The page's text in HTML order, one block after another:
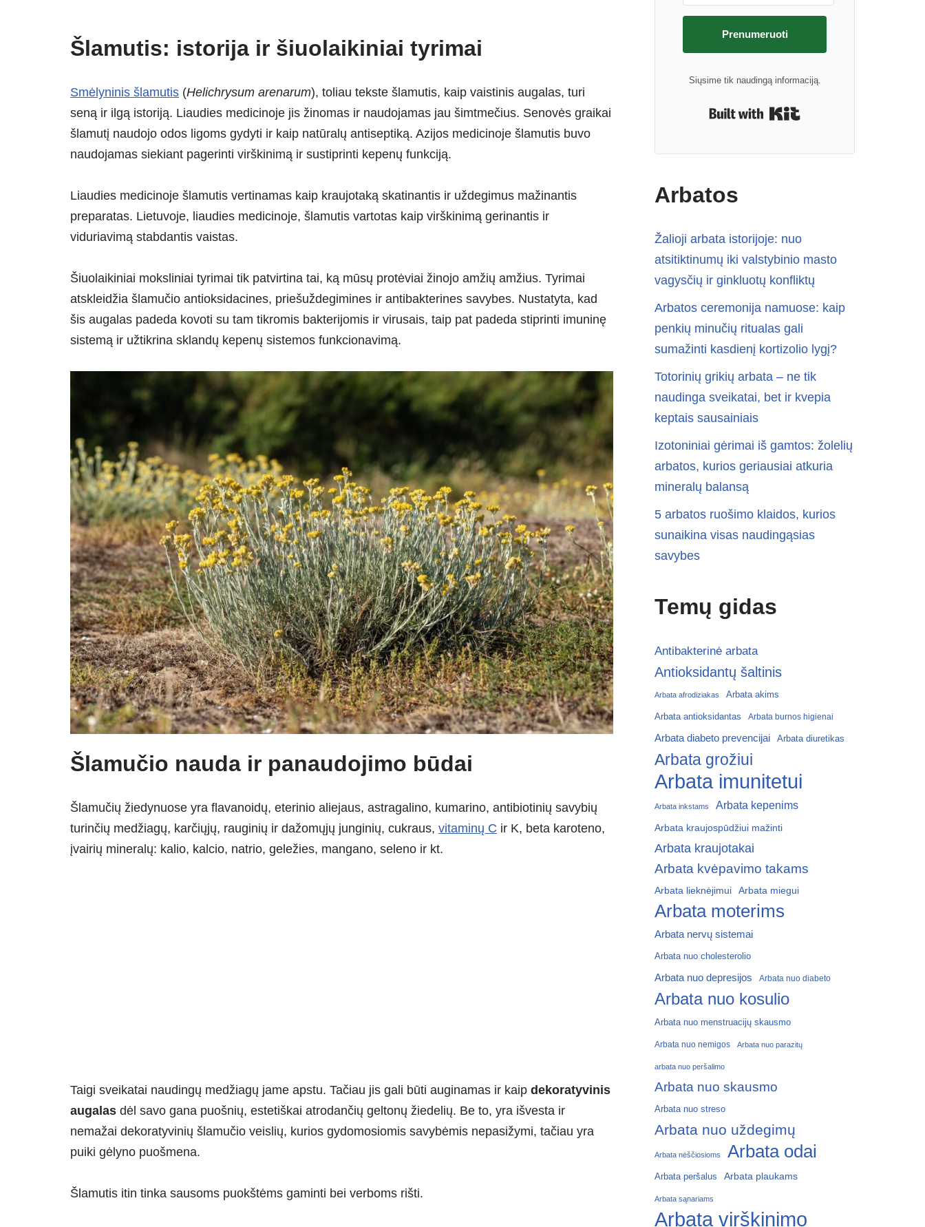
Šlamutis: istorija ir šiuolaikiniai tyrimai
Smėlyninis šlamutis (Helichrysum arenarum), toliau tekste šlamutis, kaip vaistinis augalas, turi
seną ir ilgą istoriją. Liaudies medicinoje jis žinomas ir naudojamas jau šimtmečius. Senovės graikai
šlamutį naudojo odos ligoms gydyti ir kaip natūralų antiseptiką. Azijos medicinoje šlamutis buvo
naudojamas siekiant pagerinti virškinimą ir sustiprinti kepenų funkciją.
Liaudies medicinoje šlamutis vertinamas kaip kraujotaką skatinantis ir uždegimus mažinantis
preparatas. Lietuvoje, liaudies medicinoje, šlamutis vartotas kaip virškinimą gerinantis ir
viduriavimą stabdantis vaistas.
Šiuolaikiniai moksliniai tyrimai tik patvirtina tai, ką mūsų protėviai žinojo amžių amžius. Tyrimai
atskleidžia šlamučio antioksidacines, priešuždegimines ir antibakterines savybes. Nustatyta, kad
šis augalas padeda kovoti su tam tikromis bakterijomis ir virusais, taip pat padeda stiprinti imuninę
sistemą ir užtikrina sklandų kepenų sistemos funkcionavimą.
Šlamučio nauda ir panaudojimo būdai
Šlamučių žiedynuose yra flavanoidų, eterinio aliejaus, astragalino, kumarino, antibiotinių savybių
turinčių medžiagų, karčiųjų, rauginių ir dažomųjų junginių, cukraus, vitaminų C ir K, beta karoteno,
įvairių mineralų: kalio, kalcio, natrio, geležies, mangano, seleno ir kt.
Taigi sveikatai naudingų medžiagų jame apstu. Tačiau jis gali būti auginamas ir kaip dekoratyvinis
augalas dėl savo gana puošnių, estetiškai atrodančių geltonų žiedelių. Be to, yra išvesta ir
nemažai dekoratyvinių šlamučio veislių, kurios gydomosiomis savybėmis nepasižymi, tačiau yra
puiki gėlyno puošmena.
Šlamutis itin tinka sausoms puokštėms gaminti bei verboms rišti.
Prenumeruoti
Siųsime tik naudingą informaciją.
Arbatos
Žalioji arbata istorijoje: nuo
atsitiktinumų iki valstybinio masto
vagysčių ir ginkluotų konfliktų
Arbatos ceremonija namuose: kaip
penkių minučių ritualas gali
sumažinti kasdienį kortizolio lygį?
Totorinių grikių arbata – ne tik
naudinga sveikatai, bet ir kvepia
keptais sausainiais
Izotoniniai gėrimai iš gamtos: žolelių
arbatos, kurios geriausiai atkuria
mineralų balansą
5 arbatos ruošimo klaidos, kurios
sunaikina visas naudingąsias
savybes
Temų gidas
Antibakterinė arbata
Antioksidantų šaltinis
Arbata afrodiziakas Arbata akims
Arbata antioksidantas Arbata burnos higienai
Arbata diabeto prevencijai Arbata diuretikas
Arbata grožiui
Arbata imunitetui
Arbata inkstams Arbata kepenims
Arbata kraujospūdžiui mažinti
Arbata kraujotakai
Arbata kvėpavimo takams
Arbata lieknėjimui Arbata miegui
Arbata moterims
Arbata nervų sistemai
Arbata nuo cholesterolio
Arbata nuo depresijos Arbata nuo diabeto
Arbata nuo kosulio
Arbata nuo menstruacijų skausmo
Arbata nuo nemigos Arbata nuo parazitų
arbata nuo peršalimo
Arbata nuo skausmo
Arbata nuo streso
Arbata nuo uždegimų
Arbata nėščiosioms Arbata odai
Arbata peršalus Arbata plaukams
Arbata sąnariams
Arbata virškinimo